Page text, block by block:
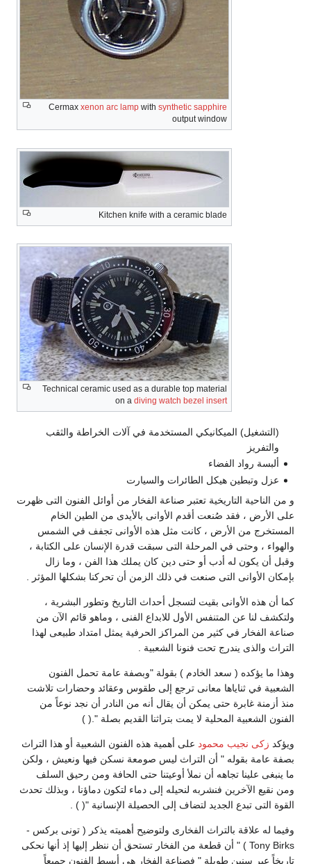
Cermax xenon arc lamp with synthetic sapphire
output window
Kitchen knife with a ceramic blade
Technical ceramic used as a durable top material
on a diving watch bezel insert
(التشغيل) الميكانيكي المستخدمة في آلات الخراطة والثقب
والتفريز
ألبسة رواد الفضاء
عزل وتبطين هيكل الطائرات والسيارت
و من الناحية التاريخية تعتبر صناعة الفخار من أوائل الفنون التى ظهرت
على الأرض ، فقد صُنعت أقدم الأوانى بالأيدى من الطين الخام
المستخرج من الأرض ، كانت مثل هذه الأوانى تجفف في الشمس
والهواء ، وحتى في المرحلة التى سبقت قدرة الإنسان على الكتابة ،
وقبل أن يكون له أدب أو حتى دين كان يملك هذا الفن ، وما زال
بإمكان الأوانى التى صنعت في ذلك الزمن أن تحركنا بشكلها المؤثر .
كما أن هذه الأوانى بقيت لتسجل أحداث التاريخ وتطور البشرية ،
ولتكشف لنا عن المتنفس الأول للابداع الفنى ، وماهو قائم الآن من
صناعة الفخار في كثير من المراكز الحرفية يمثل امتداد طبيعى لهذا
التراث والذى يندرج تحت فنونا الشعبية .
وهذا ما يؤكده ( سعد الخادم ) بقولة "وبصفة عامة تحمل الفنون
الشعبية في ثناياها معانى ترجع إلى طقوس وعقائد وحضارات تلاشت
منذ أزمنة غابرة حتى يمكن أن يقال أنه من النادر أن نجد نوعاً من
الفنون الشعبية المحلية لا يمت بتراثنا القديم بصلة ".( )
ويؤكد زكى نجيب محمود على أهمية هذه الفنون الشعبية أو هذا التراث
بصفة عامة بقوله " أن التراث ليس صومعة نسكن فيها ونعيش ، ولكن
ما ينبغى علينا تجاهه أن نملأ أوعيتنا حتى الحافة ومن رحيق السلف
ومن نقيع الآخرين فنشربه لنحيله إلى دماء لتكون دماؤنا ، وبذلك تحدث
القوة التى تبدع الجديد لتضاف إلى الحصيلة الإنسانية "( ) .
وفيما له علاقة بالتراث الفخارى ولتوضيح أهميته يذكر ( تونى بركس -
Tony Birks ) " أن قطعة من الفخار تستحق أن ننظر إليها إذ أنها نحكى
تاريخاً عبر سنين طويلة " فصناعة الفخار هى أبسط الفنون جميعاً